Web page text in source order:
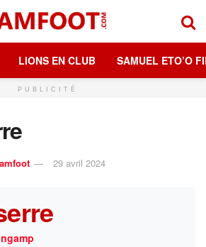
LIONS EN CLUB SAMUEL ETO’O
PUBLICITÉ
29 avril 2024